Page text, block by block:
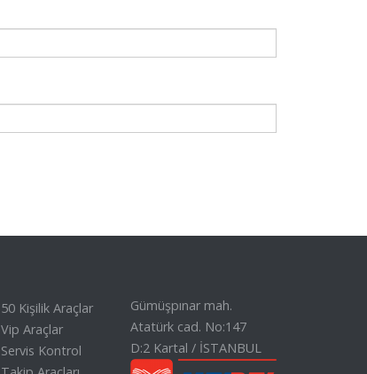
50 Kişilik Araçlar
Vip Araçlar
Servis Kontrol
Gümüşpınar mah.
Atatürk cad. No:147
D:2 Kartal / İSTANBUL